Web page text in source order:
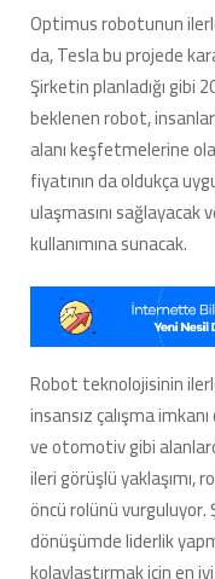
Optimus robotunun
da, Tesla bu projede
Şirketin planladığı gibi
beklenen robot,
alanı keşfetmelerine
fiyatının da oldukça
ulaşmasını
kullanımına sunacak.
Robot teknolojisinin
insansız çalışma
ve otomotiv gibi
ileri görüşlü
öncü rolünü
dönüşümde liderlik
kolaylaştırmak için en